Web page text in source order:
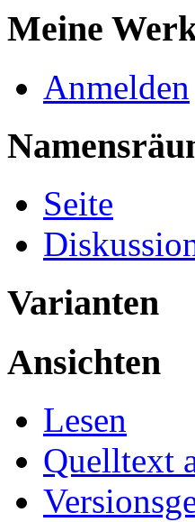
Meine
Anmelden
Seite
Varianten
Ansichten
Lesen
Quelltext